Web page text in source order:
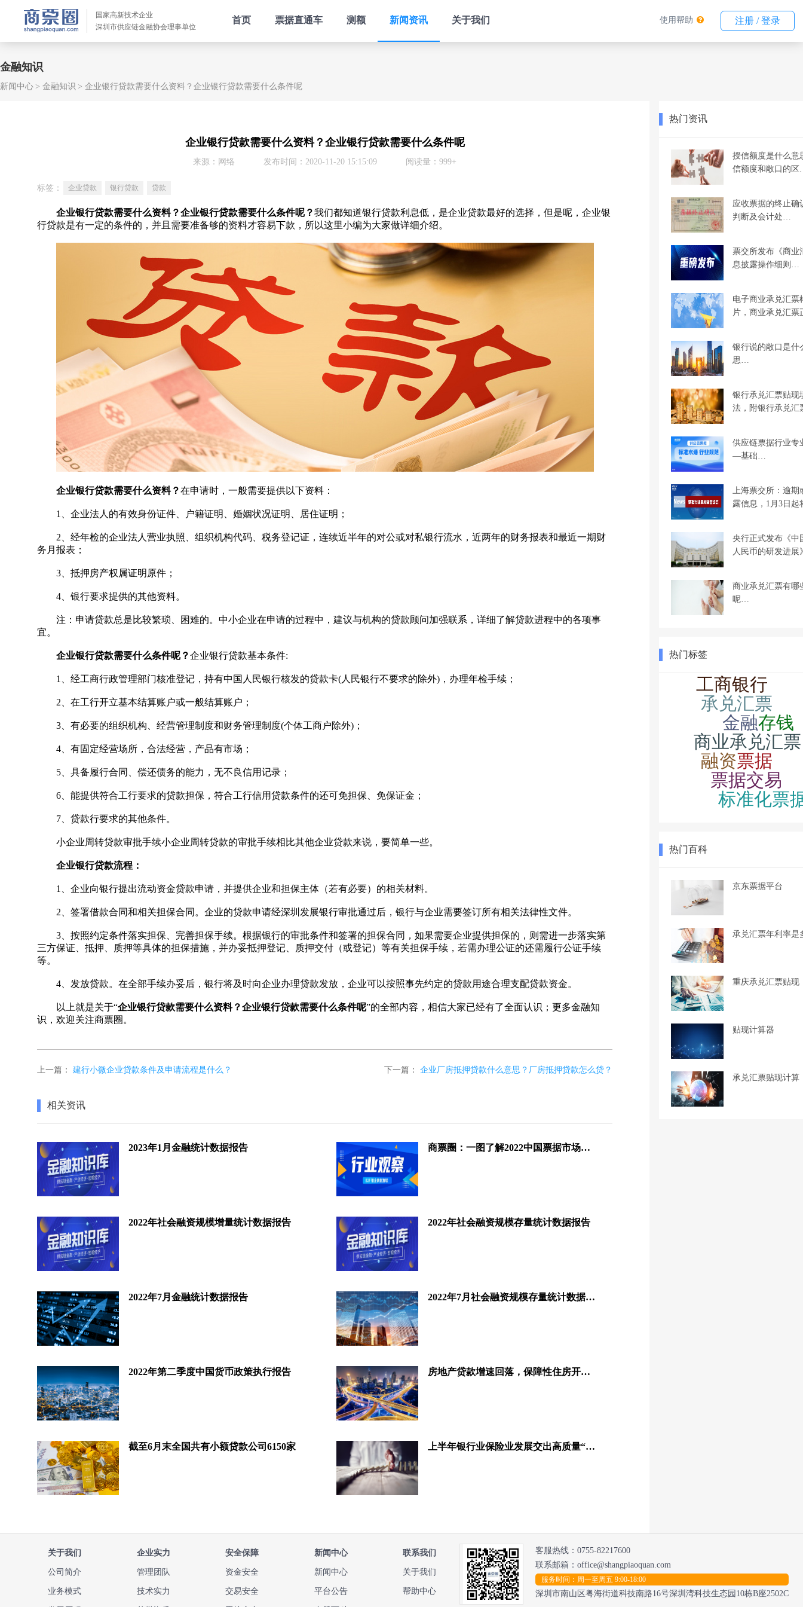
国家高新技术企业
深圳市供应链金融协会理事单位
首页 票据直通车 测额 新闻资讯 关于我们 使用帮助 注册 / 登录
金融知识
新闻中心 金融知识 企业银行贷款需要什么资料？企业银行贷款需要什么条件呢
企业银行贷款需要什么资料？企业银行贷款需要什么条件呢
来源：网络 发布时间：2020-11-20 15:15:09 阅读量：999+
标签： 企业贷款 银行贷款 贷款
企业银行贷款需要什么资料？企业银行贷款需要什么条件呢？我们都知道银行贷款利息低，是企业贷款最好的选择，但是呢，企业银
行贷款是有一定的条件的，并且需要准备够的资料才容易下款，所以这里小编为大家做详细介绍。
企业银行贷款需要什么资料？在申请时，一般需要提供以下资料：
1、企业法人的有效身份证件、户籍证明、婚姻状况证明、居住证明；
2、经年检的企业法人营业执照、组织机构代码、税务登记证，连续近半年的对公或对私银行流水，近两年的财务报表和最近一期财
务月报表；
3、抵押房产权属证明原件；
4、银行要求提供的其他资料。
注：申请贷款总是比较繁琐、困难的。中小企业在申请的过程中，建议与机构的贷款顾问加强联系，详细了解贷款进程中的各项事
宜。
企业银行贷款需要什么条件呢？企业银行贷款基本条件:
1、经工商行政管理部门核准登记，持有中国人民银行核发的贷款卡(人民银行不要求的除外)，办理年检手续；
2、在工行开立基本结算账户或一般结算账户；
3、有必要的组织机构、经营管理制度和财务管理制度(个体工商户除外)；
4、有固定经营场所，合法经营，产品有市场；
5、具备履行合同、偿还债务的能力，无不良信用记录；
6、能提供符合工行要求的贷款担保，符合工行信用贷款条件的还可免担保、免保证金；
7、贷款行要求的其他条件。
小企业周转贷款审批手续小企业周转贷款的审批手续相比其他企业贷款来说，要简单一些。
企业银行贷款流程：
1、企业向银行提出流动资金贷款申请，并提供企业和担保主体（若有必要）的相关材料。
2、签署借款合同和相关担保合同。企业的贷款申请经深圳发展银行审批通过后，银行与企业需要签订所有相关法律性文件。
3、按照约定条件落实担保、完善担保手续。根据银行的审批条件和签署的担保合同，如果需要企业提供担保的，则需进一步落实第
三方保证、抵押、质押等具体的担保措施，并办妥抵押登记、质押交付（或登记）等有关担保手续，若需办理公证的还需履行公证手续
等。
4、发放贷款。在全部手续办妥后，银行将及时向企业办理贷款发放，企业可以按照事先约定的贷款用途合理支配贷款资金。
以上就是关于“企业银行贷款需要什么资料？企业银行贷款需要什么条件呢”的全部内容，相信大家已经有了全面认识；更多金融知
识，欢迎关注商票圈。
上一篇： 建行小微企业贷款条件及申请流程是什么？ 下一篇： 企业厂房抵押贷款什么意思？厂房抵押贷款怎么贷？
相关资讯
2023年1月金融统计数据报告 商票圈：一图了解2022中国票据市场运行情况
2022年社会融资规模增量统计数据报告 2022年社会融资规模存量统计数据报告
2022年7月金融统计数据报告 2022年7月社会融资规模存量统计数据报告
2022年第二季度中国货币政策执行报告 房地产贷款增速回落，保障性住房开发贷款负增长
截至6月末全国共有小额贷款公司6150家 上半年银行业保险业发展交出高质量“答卷”
热门资讯
授信额度是什么意
信额度和敞口的
应收票据的终止确
判断及会计处…
票交所发布《商业
息披露操作细则…
电子商业承兑汇票
片，商业承兑汇
银行说的敞口是什
思…
银行承兑汇票贴现
法，附银行承兑
供应链票据行业专
—基础…
上海票交所：逾期
露信息，1月3日
央行正式发布《中
人民币的研发进
商业承兑汇票有哪
呢…
热门标签
热门百科
京东票据平台
承兑汇票年利率是
重庆承兑汇票贴现
贴现计算器
承兑汇票贴现计算
关于我们
公司简介
业务模式
企业实力
管理团队
技术实力
安全保障
资金安全
交易安全
新闻中心
新闻中心
平台公告
联系我们
关于我们
帮助中心
客服热线： 0755-82217600
联系邮箱：office@shangpiaoquan.com
服务时间：周一至周五 9:00-18:00
深圳市南山区粤海街道科技南路16号深圳湾科技生态园10栋B座2502C